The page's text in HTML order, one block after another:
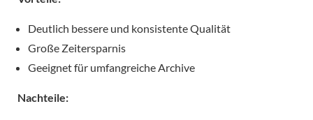
Deutlich bessere und konsistente Qualität
Große Zeitersparnis
Geeignet für umfangreiche Archive
Nachteile: